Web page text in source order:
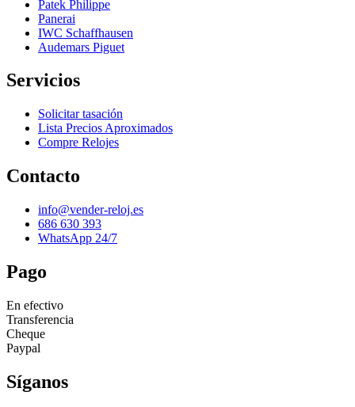
Patek Philippe
Panerai
IWC Schaffhausen
Audemars Piguet
Servicios
Solicitar tasación
Lista Precios Aproximados
Compre Relojes
Contacto
info@vender-reloj.es
686 630 393
WhatsApp 24/7
Pago
En efectivo
Transferencia
Cheque
Paypal
Síganos